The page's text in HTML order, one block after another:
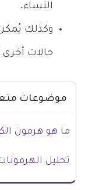
النساء.
وكذلك
حالات أخرى
موضوعات
ما هو هرمون
تحليل